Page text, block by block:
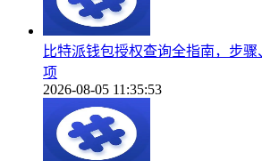
比特派钱包授权查询全指南，步
项
2026-08-05 11:35:53